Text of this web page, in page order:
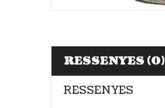
RESSENYES (0)
RESSENYES